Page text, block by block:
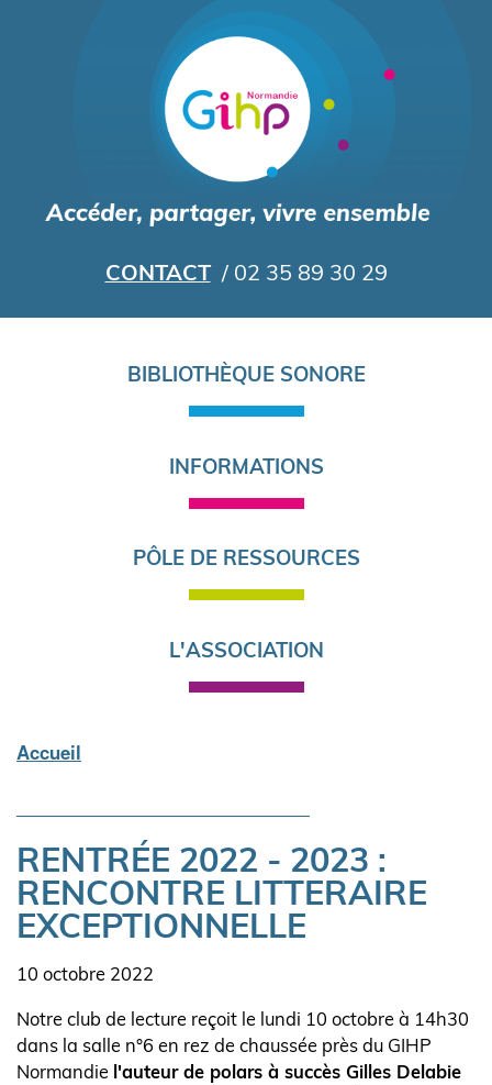
au
contenu
principal
CONTACT / 02 35 89 30 29
BIBLIOTHÈQUE SONORE
INFORMATIONS
PÔLE DE RESSOURCES
L'ASSOCIATION
Accueil
RENTRÉE 2022 - 2023 :
RENCONTRE LITTERAIRE
EXCEPTIONNELLE
Date
10 octobre 2022
Body
Notre club de lecture reçoit le lundi 10 octobre à 14h30
dans la salle n°6 en rez de chaussée près du GIHP
Normandie l'auteur de polars à succès Gilles Delabie